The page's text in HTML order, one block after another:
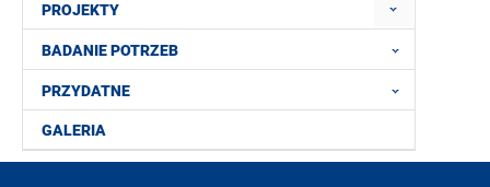
PROJEKTY
BADANIE POTRZEB
PRZYDATNE
GALERIA